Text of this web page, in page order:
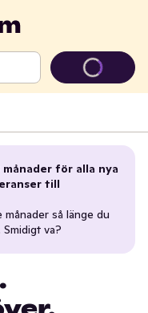
för alla nya
till
så länge du
va?